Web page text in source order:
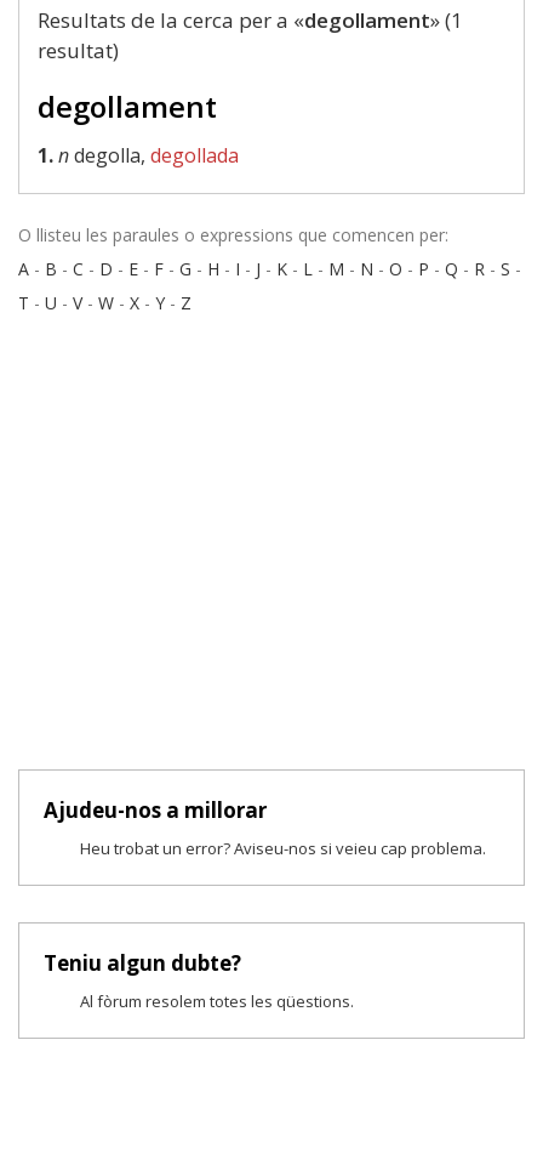
Resultats de la cerca per a «degollament» (1
resultat)
degollament
1.ndegolla, degollada
O llisteu les paraules o expressions que comencen per:
A - B - C - D - E - F - G - H - I - J - K - L - M - N - O - P - Q - R - S -
T - U - V- W - X - Y - Z
Ajudeu-nos a millorar
Heu trobat un error? Aviseu-nos si veieu cap problema.
Teniu algun dubte?
Al fòrum resolem totes les qüestions.